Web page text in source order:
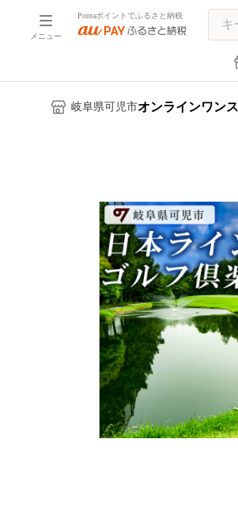
メニュー
Pontaポイントでふるさと納税
岐阜県可児市オンラインワン